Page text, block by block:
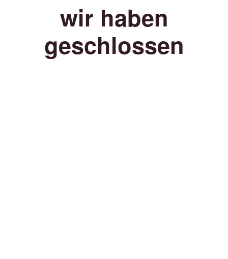
wir haben
geschlossen